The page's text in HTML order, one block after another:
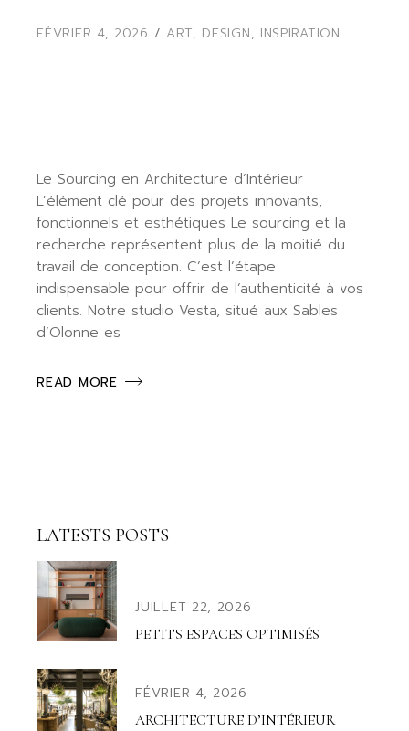
FÉVRIER 4, 2026 ART, DESIGN, INSPIRATION
Le Sourcing en Architecture d’Intérieur
L’élément clé pour des projets innovants,
fonctionnels et esthétiques Le sourcing et la
recherche représentent plus de la moitié du
travail de conception. C’est l’étape
indispensable pour offrir de l’authenticité à vos
clients. Notre studio Vesta, situé aux Sables
d’Olonne es
READ MORE
LATESTS POSTS
JUILLET 22, 2026
PETITS ESPACES OPTIMISÉS
FÉVRIER 4, 2026
ARCHITECTURE D’INTÉRIEUR